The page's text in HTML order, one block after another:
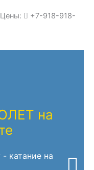
+7-918-918-
на
катание на